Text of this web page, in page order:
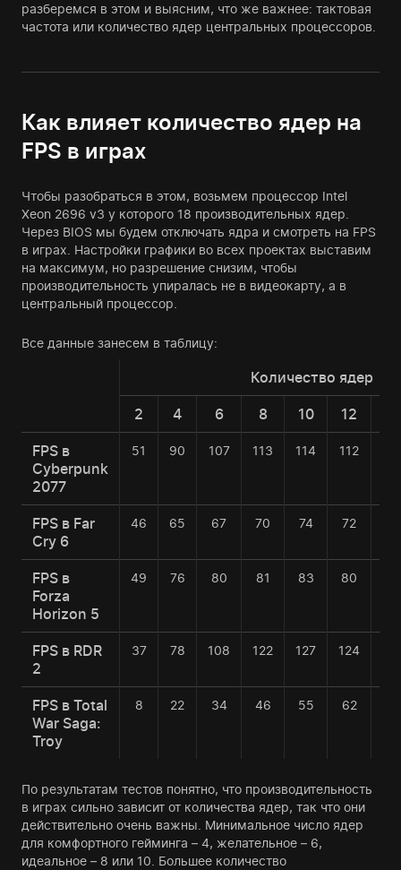
разберемся в этом и выясним, что же важнее: тактовая
частота или количество ядер центральных процессоров.
Как влияет количество ядер на
FPS в играх
Чтобы разобраться в этом, возьмем процессор Intel
Xeon 2696 v3 у которого 18 производительных ядер.
Через BIOS мы будем отключать ядра и смотреть на FPS
в играх. Настройки графики во всех проектах выставим
на максимум, но разрешение снизим, чтобы
производительность упиралась не в видеокарту, а в
центральный процессор.
Все данные занесем в таблицу:
Количество ядер
2 4 6 8 10 12
FPS в
Cyberpunk
2077
51 90 107 113 114 112
FPS в Far
Cry 6
46 65 67 70 74 72
FPS в
Forza
Horizon 5
49 76 80 81 83 80
FPS в RDR
2
37 78 108 122 127 124
FPS в Total
War Saga:
Troy
8 22 34 46 55 62
По результатам тестов понятно, что производительность
в играх сильно зависит от количества ядер, так что они
действительно очень важны. Минимальное число ядер
для комфортного гейминга – 4, желательное – 6,
идеальное – 8 или 10. Большее количество